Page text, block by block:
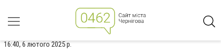
16:40, 6 лютого 2025 р.